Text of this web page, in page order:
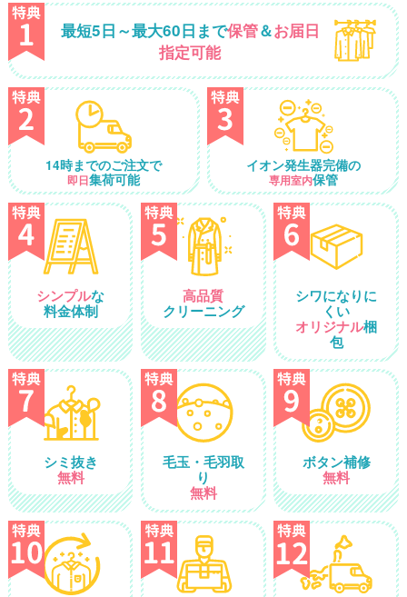
最短5日～最大60日まで保管＆お届日
指定可能
14時までのご注文で
即日集荷可能
イオン発生器完備の
専用室内保管
シンプルな
料金体制
高品質
クリーニング
シワになりに
くい
オリジナル梱
包
シミ抜き
無料
毛玉・毛羽取
り
無料
ボタン補修
無料